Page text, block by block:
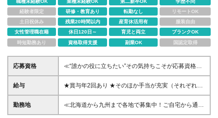
職種未経験OK 業種未経験OK 第二新卒OK
学歴不問
経験者限定
研修・教育あり 転勤なし
リモートOK
土日祝休み
残業20時間以内 産育休活用有
服装自由
女性管理職在籍
休日120日～ 育児と両立
ブランクOK
時短勤務あり
資格取得支援 副業OK 国認定取得
応募資格
≪“誰かの役に立ちたい”その気持ちこそが応募資格で
す！≫ ◆未経験歓迎 ◆特別な経験やスキルは必要あ
りません ◆学歴不問 ◆20代～50代が多数活躍中 ＜こ
り向き合いたい方 ・誰もが働ける未来になるよう、
貢献したい方
給与
★賞与年2回あり ★そのほか手当が充実（それぞれ規
定あり） ┗住宅手当・家族手当 ┗資格手当(月3千円
～1万円 ┗ベースアップ加算手当(月1万2千円/報酬改
勤務地
≪北海道から九州まで各地で募集中！ご自宅から通え
る場所への配属となります≫ ※自動車通勤OK(規定有)